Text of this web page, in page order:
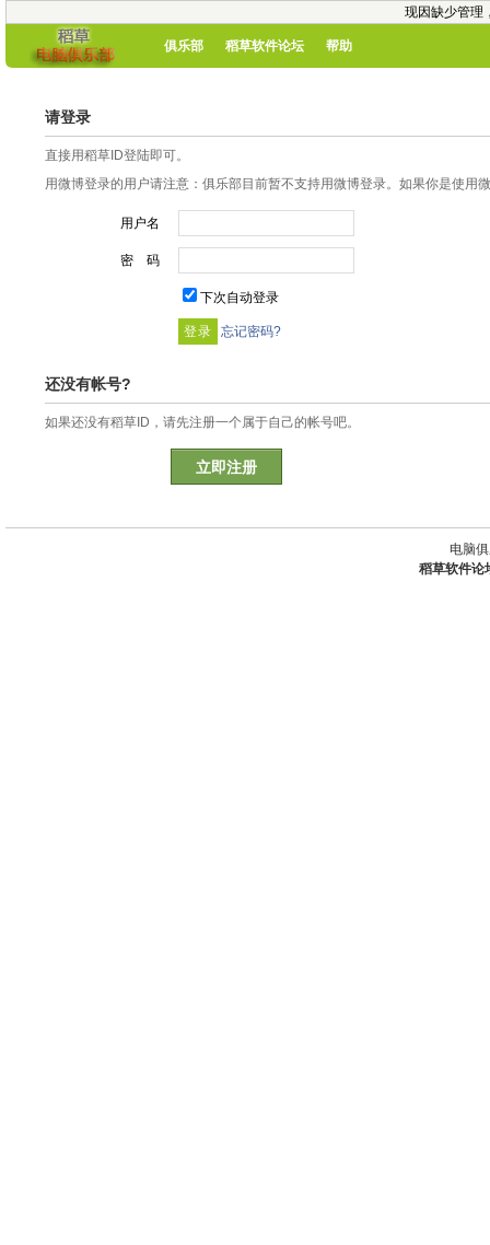
现因缺少管理
俱乐部 稻草软件论坛 帮助
请登录
直接用稻草ID登陆即可。
用微博登录的用户请注意：俱乐部目前暂不支持用微博登录。如果你是使用
用户名
密 码
下次自动登录
忘记密码?
还没有帐号?
如果还没有稻草ID，请先注册一个属于自己的帐号吧。
立即注册
电脑
稻草软件论